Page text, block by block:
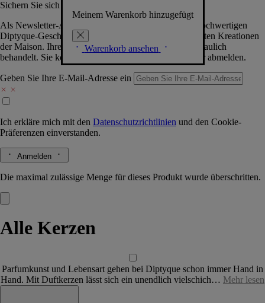
Meinem Warenkorb hinzugefügt
Warenkorb ansehen
Sichern Sie sich exklusive Vorteile
Als Newsletter-Abonnent.in erhalten Sie Zugang zu hochwertigen
Diptyque-Geschenken, Events & News über die neuesten Kreationen
der Maison. Ihre Daten werden selbstverständlich vertraulich
behandelt. Sie können sich jederzeit problemlos wieder abmelden.
Geben Sie Ihre E-Mail-Adresse ein
Ich erkläre mich mit den Datenschutzrichtlinien und den Cookie-
Präferenzen einverstanden.
Anmelden
Die maximal zulässige Menge für dieses Produkt wurde überschritten.
Alle Kerzen
Parfumkunst und Lebensart gehen bei Diptyque schon immer Hand in
Hand. Mit Duftkerzen lässt sich ein unendlich vielschich… Mehr lesen